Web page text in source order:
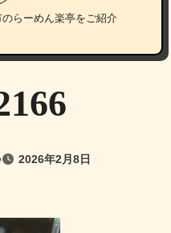
らーめん楽亭をご紹介
2026年2月8日